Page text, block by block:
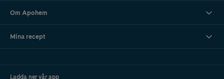
Om Apohem
Mina recept
Ladda ner vår app